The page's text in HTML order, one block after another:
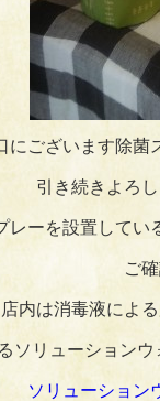
にございます除菌
引き続きよろ
レーを設置して
ご
店内は消毒液によ
ソリューション
ソリューション